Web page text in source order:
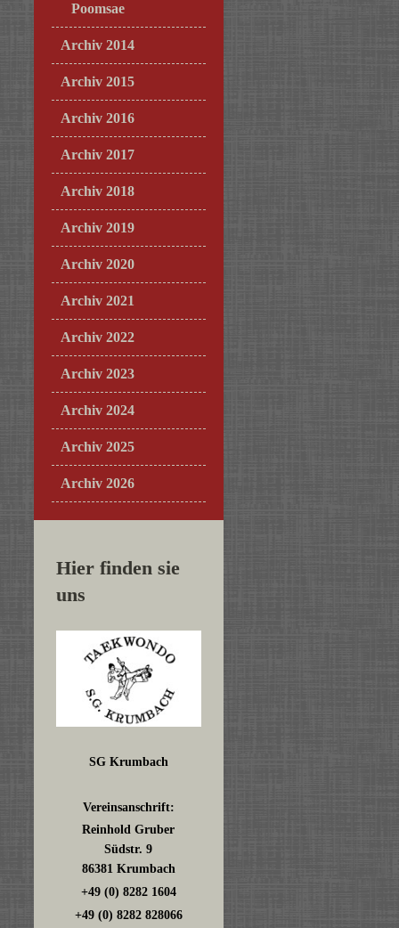
Poomsae
Archiv 2014
Archiv 2015
Archiv 2016
Archiv 2017
Archiv 2018
Archiv 2019
Archiv 2020
Archiv 2021
Archiv 2022
Archiv 2023
Archiv 2024
Archiv 2025
Archiv 2026
Hier finden sie
uns
SG Krumbach
Vereinsanschrift:
Reinhold Gruber
Südstr. 9
86381 Krumbach
+49 (0) 8282 1604
+49 (0) 8282 828066